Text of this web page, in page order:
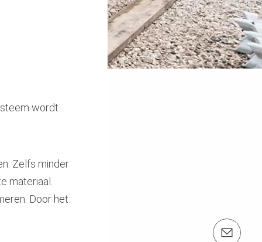
wordt
Zelfs minder
materiaal.
Door het